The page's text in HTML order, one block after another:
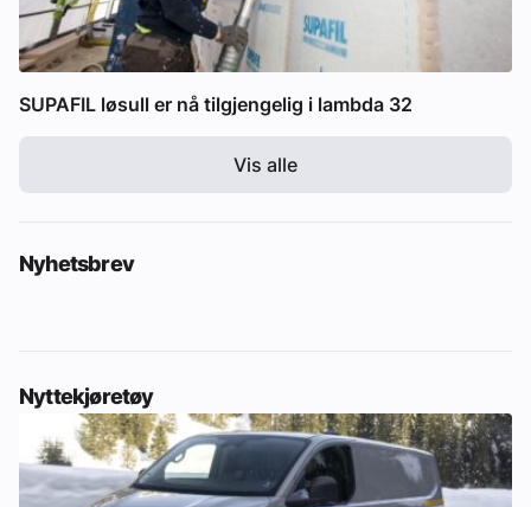
SUPAFIL løsull er nå tilgjengelig i lambda 32
Vis alle
Nyhetsbrev
Nyttekjøretøy